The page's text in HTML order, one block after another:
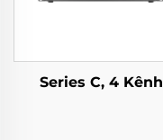
Series C, 4 Kênh